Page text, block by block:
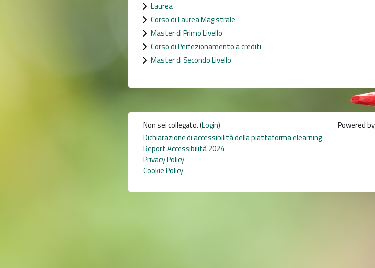
Laurea
Corso di Laurea Magistrale
Master di Primo Livello
Corso di Perfezionamento a crediti
Master di Secondo Livello
Non sei collegato. (Login)
Dichiarazione di accessibilità della piattaforma elearning
Report Accessibilità 2024
Privacy Policy
Cookie Policy
Powered by